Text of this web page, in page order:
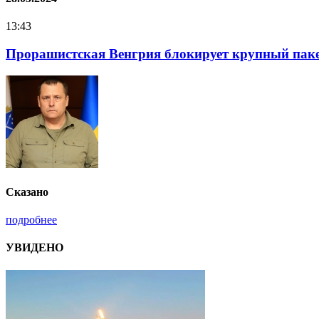
16:25
Нацполіція лякає громадян погіршенням
Сказано
подробнее
УВИДЕНО